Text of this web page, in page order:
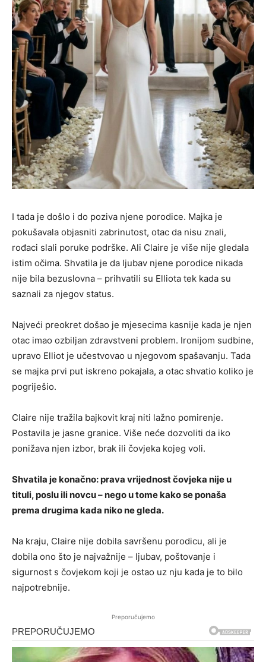
I tada je došlo i do poziva njene porodice. Majka je
pokušavala objasniti zabrinutost, otac da nisu znali,
rođaci slali poruke podrške. Ali Claire je više nije gledala
istim očima. Shvatila je da ljubav njene porodice nikada
nije bila bezuslovna – prihvatili su Elliota tek kada su
saznali za njegov status.
Najveći preokret došao je mjesecima kasnije kada je njen
otac imao ozbiljan zdravstveni problem. Ironijom sudbine,
upravo Elliot je učestvovao u njegovom spašavanju. Tada
se majka prvi put iskreno pokajala, a otac shvatio koliko je
pogriješio.
Claire nije tražila bajkovit kraj niti lažno pomirenje.
Postavila je jasne granice. Više neće dozvoliti da iko
ponižava njen izbor, brak ili čovjeka kojeg voli.
Shvatila je konačno: prava vrijednost čovjeka nije u
tituli, poslu ili novcu – nego u tome kako se ponaša
prema drugima kada niko ne gleda.
Na kraju, Claire nije dobila savršenu porodicu, ali je
dobila ono što je najvažnije – ljubav, poštovanje i
sigurnost s čovjekom koji je ostao uz nju kada je to bilo
najpotrebnije.
Preporučujemo